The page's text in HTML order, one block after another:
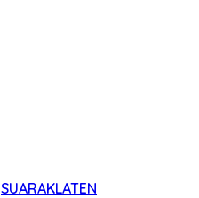
SUARAKLATEN